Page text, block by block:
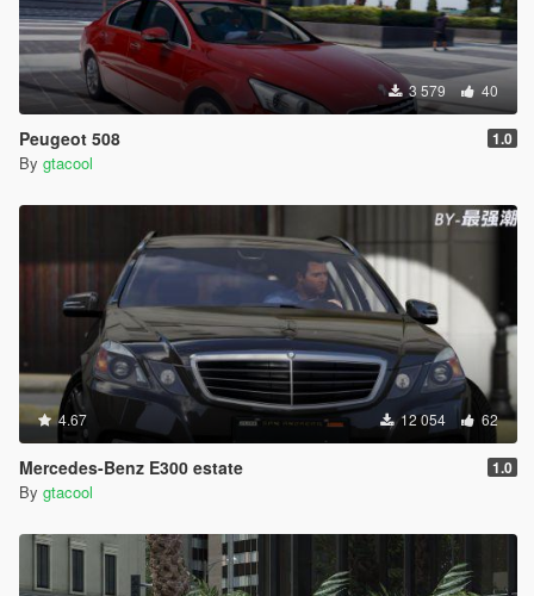
3 579 40
Peugeot 508 1.0
By gtacool
4.67 12 054 62
Mercedes-Benz E300 estate 1.0
By gtacool